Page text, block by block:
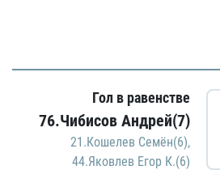
Гол в равенстве
76.Чибисов Андрей(7)
21.Кошелев Семён(6),
44.Яковлев Егор К.(6)